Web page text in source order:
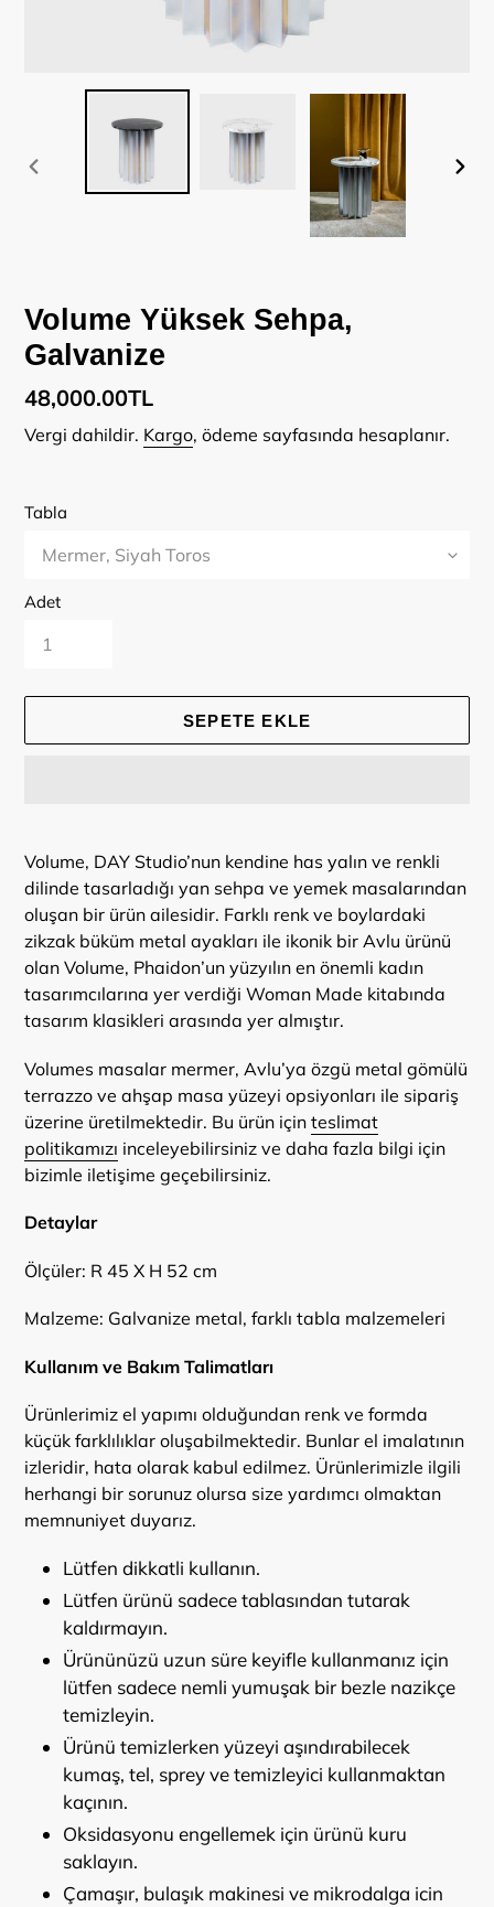
ÖNCEKI
Volume Yüksek Sehpa,
Galvanize
Normal
fiyat
48,000.00TL
Vergi dahildir. Kargo, ödeme sayfasında hesaplanır.
Tabla
Adet
SEPETE EKLE
sepetinize
ekleniyor
Volume, DAY Studio’nun kendine has yalın ve renkli
dilinde tasarladığı yan sehpa ve yemek masalarından
oluşan bir ürün ailesidir. Farklı renk ve boylardaki
zikzak büküm metal ayakları ile ikonik bir Avlu ürünü
olan Volume, Phaidon’un yüzyılın en önemli kadın
tasarımcılarına yer verdiği Woman Made kitabında
tasarım klasikleri arasında yer almıştır.
Volumes masalar mermer, Avlu’ya özgü metal gömülü
terrazzo ve ahşap masa yüzeyi opsiyonları ile sipariş
üzerine üretilmektedir. Bu ürün için teslimat
politikamızı inceleyebilirsiniz ve daha fazla bilgi için
bizimle iletişime geçebilirsiniz.
Detaylar
Ölçüler: R 45 X H 52 cm
Malzeme: Galvanize metal, farklı tabla malzemeleri
Kullanım ve Bakım Talimatları
Ürünlerimiz el yapımı olduğundan renk ve formda
küçük farklılıklar oluşabilmektedir. Bunlar el imalatının
izleridir, hata olarak kabul edilmez. Ürünlerimizle ilgili
herhangi bir sorunuz olursa size yardımcı olmaktan
memnuniyet duyarız.
Lütfen dikkatli kullanın.
Lütfen ürünü sadece tablasından tutarak
kaldırmayın.
Ürününüzü uzun süre keyifle kullanmanız için
lütfen sadece nemli yumuşak bir bezle nazikçe
temizleyin.
Ürünü temizlerken yüzeyi aşındırabilecek
kumaş, tel, sprey ve temizleyici kullanmaktan
kaçının.
Oksidasyonu engellemek için ürünü kuru
saklayın.
Çamaşır, bulaşık makinesi ve mikrodalga icin